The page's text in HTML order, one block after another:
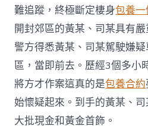
難追蹤，終極斷定棲身包養
開封郊區的黃某、司某具有
警方得悉黃某、司某駕駛嫌
區，當即前去。歷經3個多小
將方才作案這真的是包養合約
始懷疑起來。到手的黃某、
大批現金和黃金首飾。